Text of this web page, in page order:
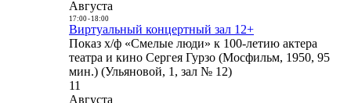
Августа
17:00- 18:00
Виртуальный концертный зал 12+
Показ х/ф «Смелые люди» к 100-летию актера
театра и кино Сергея Гурзо (Мосфильм, 1950, 95
мин.) (Ульяновой, 1, зал № 12)
11
Августа